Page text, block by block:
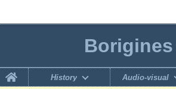
Home
History Audio-visual